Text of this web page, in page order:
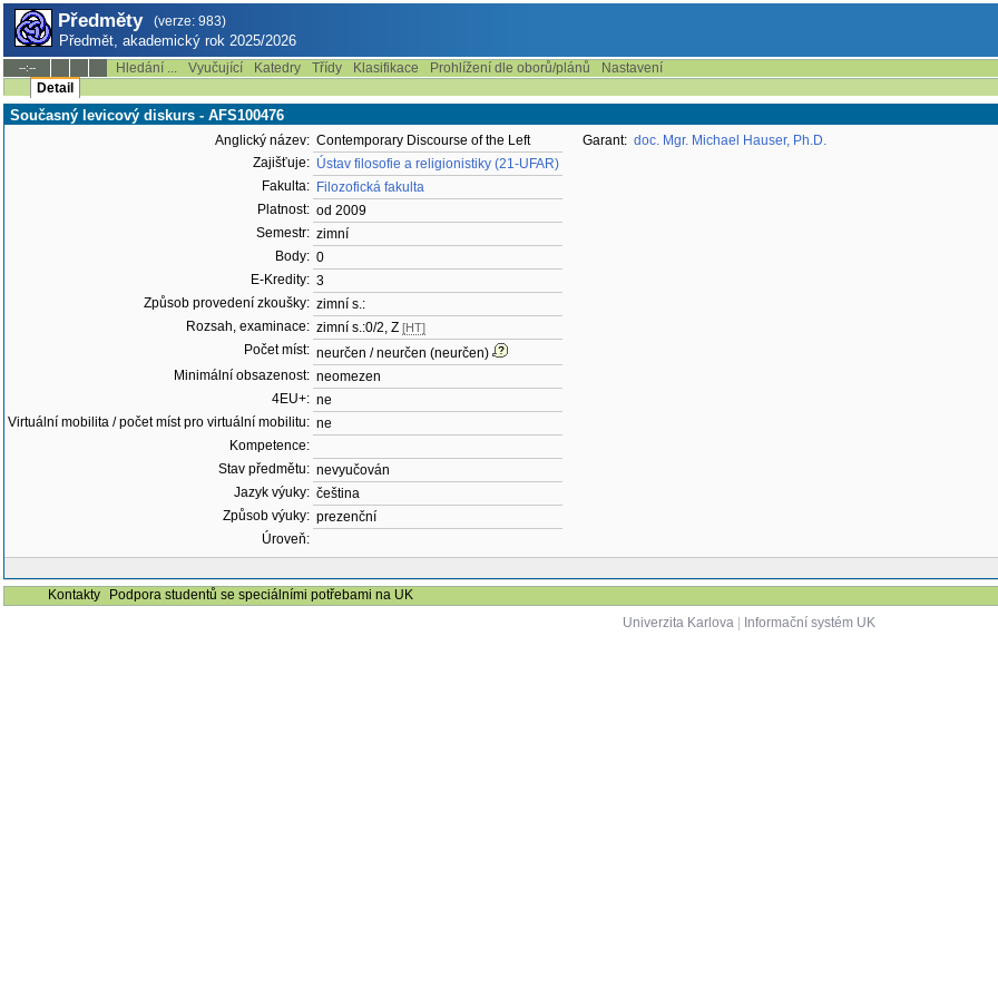
Předměty (verze: 983)
Předmět, akademický rok 2025/2026
--:-- Hledání ... Vyučující Katedry Třídy Klasifikace Prohlížení dle oborů/plánů
Nastavení
Detail
Současný levicový diskurs - AFS100476
Anglický název: Contemporary Discourse of the Left
Zajišťuje: Ústav filosofie a religionistiky (21-UFAR)
Fakulta: Filozofická fakulta
Platnost: od 2009
Semestr: zimní
Body: 0
E-Kredity: 3
Způsob provedení zkoušky: zimní s.:
Rozsah, examinace: zimní s.:0/2, Z [HT]
Počet míst: neurčen / neurčen (neurčen)
Minimální obsazenost: neomezen
4EU+: ne
Virtuální mobilita / počet míst pro virtuální mobilitu: ne
Kompetence:
Stav předmětu: nevyučován
Jazyk výuky: čeština
Způsob výuky: prezenční
Úroveň:
Garant: doc. Mgr. Michael Hauser, Ph.D.
Kontakty
Podpora studentů se speciálními potřebami na UK
Univerzita Karlova| Informační systém UK